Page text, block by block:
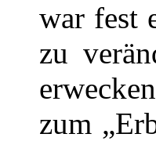
war fest
zu
zum